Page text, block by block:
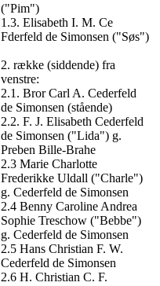
("Pim")
1.3. Elisabeth I. M. Ce
Fderfeld de Simonsen ("Søs")
2. række (siddende) fra
venstre:
2.1. Bror Carl A. Cederfeld
de Simonsen (stående)
2.2. F. J. Elisabeth Cederfeld
de Simonsen ("Lida") g.
Preben Bille-Brahe
2.3 Marie Charlotte
Frederikke Uldall ("Charle")
g. Cederfeld de Simonsen
2.4 Benny Caroline Andrea
Sophie Treschow ("Bebbe")
g. Cederfeld de Simonsen
2.5 Hans Christian F. W.
Cederfeld de Simonsen
2.6 H. Christian C. F.